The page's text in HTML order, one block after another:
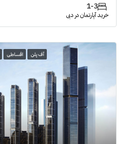
1-3
خرید آپارتمان در دبی
آف پلن اقساطی